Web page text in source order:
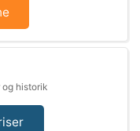
historik